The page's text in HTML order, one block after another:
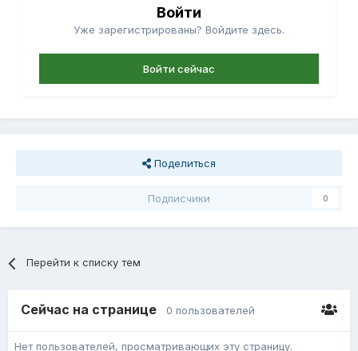
Войти
Уже зарегистрированы? Войдите здесь.
Войти сейчас
Поделиться
Подписчики 0
Перейти к списку тем
Сейчас на странице 0 пользователей
Нет пользователей, просматривающих эту страницу.